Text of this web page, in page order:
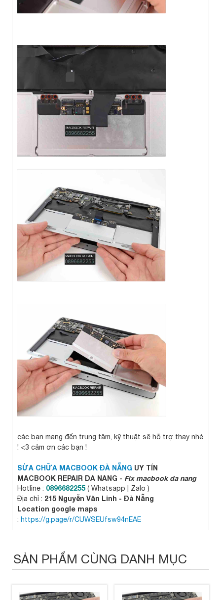
các bạn mang đến trung tâm, kỹ thuật sẽ hỗ trợ thay nhé
! <3 cảm ơn các bạn !
SỬA CHỮA MACBOOK ĐÀ NẴNG UY TÍN
MACBOOK REPAIR DA NANG - Fix macbook da nang
Hotline : 0896682255 ( Whatsapp | Zalo )
Địa chỉ : 215 Nguyễn Văn Linh - Đà Nẵng
Location google maps
: https://g.page/r/CUWSEUfsw94nEAE
SẢN PHẨM CÙNG DANH MỤC